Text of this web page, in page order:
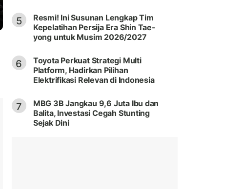
5
Resmi! Ini Susunan Lengkap Tim
Kepelatihan Persija Era Shin Tae-
yong untuk Musim 2026/2027
6
Toyota Perkuat Strategi Multi
Platform, Hadirkan Pilihan
Elektrifikasi Relevan di Indonesia
7
MBG 3B Jangkau 9,6 Juta Ibu dan
Balita, Investasi Cegah Stunting
Sejak Dini